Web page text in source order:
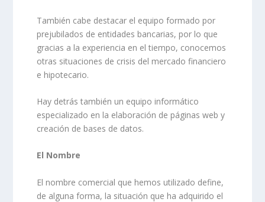
También cabe destacar el equipo formado por
prejubilados de entidades bancarias, por lo que
gracias a la experiencia en el tiempo, conocemos
otras situaciones de crisis del mercado financiero
e hipotecario.
Hay detrás también un equipo informático
especializado en la elaboración de páginas web y
creación de bases de datos.
El Nombre
El nombre comercial que hemos utilizado define,
de alguna forma, la situación que ha adquirido el